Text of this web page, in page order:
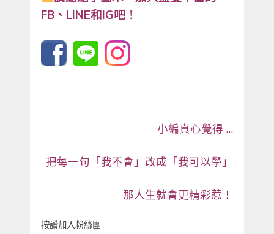
FB、LINE和IG吧！
小編真心覺得 …
把每一句「我不會」改成「我可以學」
那人生就會更精彩惹！
按讚加入粉絲團